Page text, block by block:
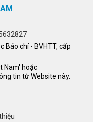
Báo chí - BVHTT, cấp
Nam' hoặc
tin từ Website này.